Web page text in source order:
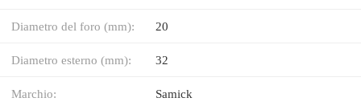
Diametro del foro (mm): 20
Diametro esterno (mm): 32
Marchio: Samick